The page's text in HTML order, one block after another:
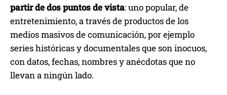
partir de dos puntos de vista: uno popular, de
entretenimiento, a través de productos de los
medios masivos de comunicación, por ejemplo
series históricas y documentales que son inocuos,
con datos, fechas, nombres y anécdotas que no
llevan a ningún lado.